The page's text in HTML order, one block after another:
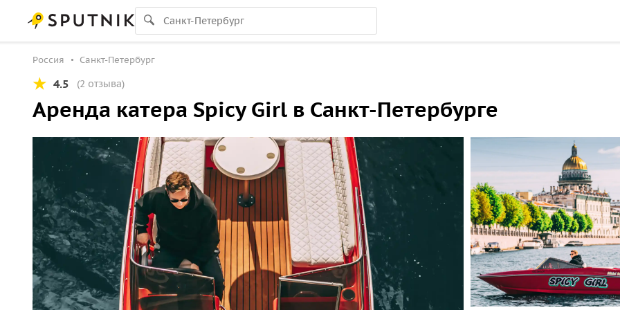
Россия Санкт-Петербург
4.5 (2 отзыва)
Аренда катера Spicy Girl в Санкт-Петербурге